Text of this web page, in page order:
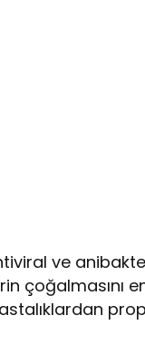
ve
çoğalmasını